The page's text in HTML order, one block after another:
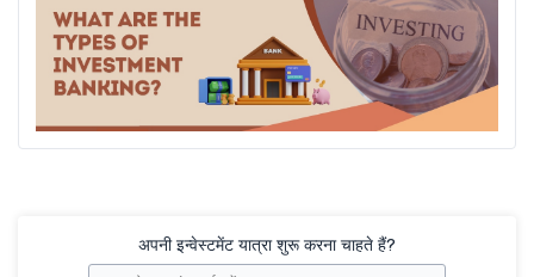
अपनी इन्वेस्टमेंट यात्रा शुरू करना चाहते हैं?